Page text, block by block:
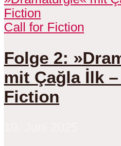
Call for Fiction
Folge 2:
mit Çağla İlk
Fiction